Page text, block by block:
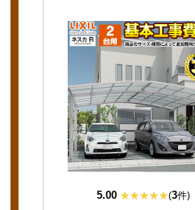
5.00 (3件)